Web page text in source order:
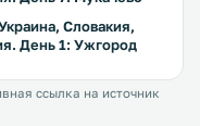
Словакия,
День 1: Ужгород
ссылка на источник